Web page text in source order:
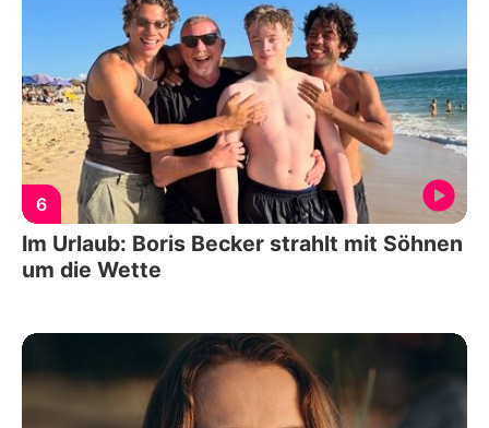
6
Im Urlaub: Boris Becker strahlt mit Söhnen
um die Wette